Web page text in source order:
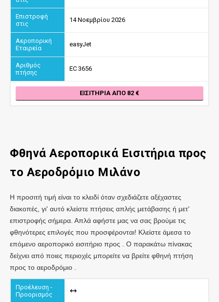
14 Νοεμβρίου 2026
easyJet
EC 3656
ΕΙΣΙΤΉΡΙΑ ΑΠΌ 82
Φθηνά Αεροπορικά Εισιτήρια προς
το Αεροδρόμιο Μιλάνο
Η προσιτή τιμή είναι το κλειδί όταν σχεδιάζετε αξέχαστες
διακοπές, γι' αυτό κλείστε πτήσεις απλής μετάβασης ή μετ'
επιστροφής σήμερα. Απλά αφήστε μας να σας βρούμε τις
φθηνότερες επιλογές που προσφέρονται! Κλείστε άμεσα το
επόμενο αεροπορικό εισιτήριο προς . Ο παρακάτω πίνακας
δείχνει από ποιες περιοχές μπορείτε να βρείτε φθηνή πτήση
προς το αεροδρόμιο .